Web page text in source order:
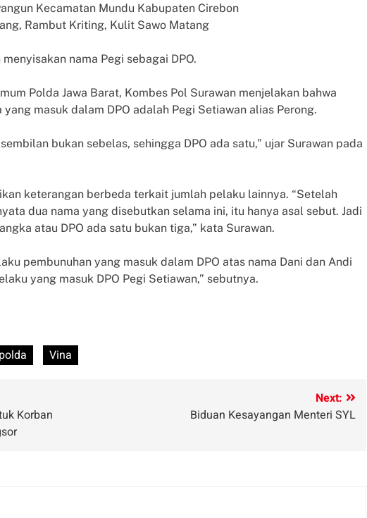
Kecamatan Mundu Kabupaten Cirebon
Rambut Kriting, Kulit Sawo Matang
nama Pegi sebagai DPO.
Polda Jawa Barat, Kombes Pol Surawan menjelakan bahwa
masuk dalam DPO adalah Pegi Setiawan alias Perong.
bukan sebelas, sehingga DPO ada satu,” ujar Surawan pada
keterangan berbeda terkait jumlah pelaku lainnya. “Setelah
dua nama yang disebutkan selama ini, itu hanya asal sebut. Jadi
atau DPO ada satu bukan tiga,” kata Surawan.
pembunuhan yang masuk dalam DPO atas nama Dani dan Andi
yang masuk DPO Pegi Setiawan,” sebutnya.
polda Vina
Korban
Next:
Biduan Kesayangan Menteri SYL